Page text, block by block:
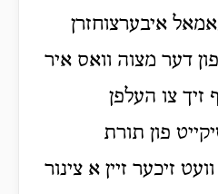
איבערצוחזרן
דער מצוה וואס איר
זיך צו העלפן
פון תורת
זיכער זיין א צינור